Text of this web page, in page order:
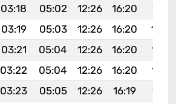
03:18 05:02 12:26 16:20
19:41
03:19 05:03 12:26 16:20
03:21 05:04 12:26 16:20
03:22 05:04 12:26 16:20
03:23 05:05 12:26 16:19
19:37